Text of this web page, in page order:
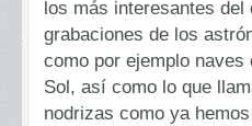
los más interesantes del
grabaciones de los
como por ejemplo naves
Sol, así como lo que
nodrizas como ya